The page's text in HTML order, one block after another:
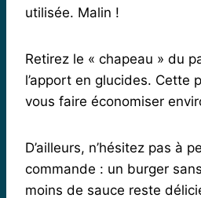
utilisée. Malin !
Retirez le « chapeau » du
l’apport en glucides. Cette
vous faire économiser
D’ailleurs, n’hésitez pas à
commande : un burger
moins de sauce reste